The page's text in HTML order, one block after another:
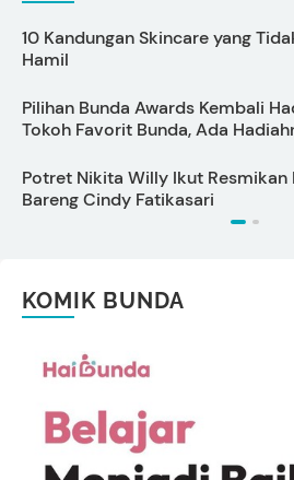
10 Kandungan Skincare yang
Hamil
Pilihan Bunda Awards Kembali
Tokoh Favorit Bunda, Ada
Potret Nikita Willy Ikut Resmikan
Bareng Cindy Fatikasari
KOMIK BUNDA